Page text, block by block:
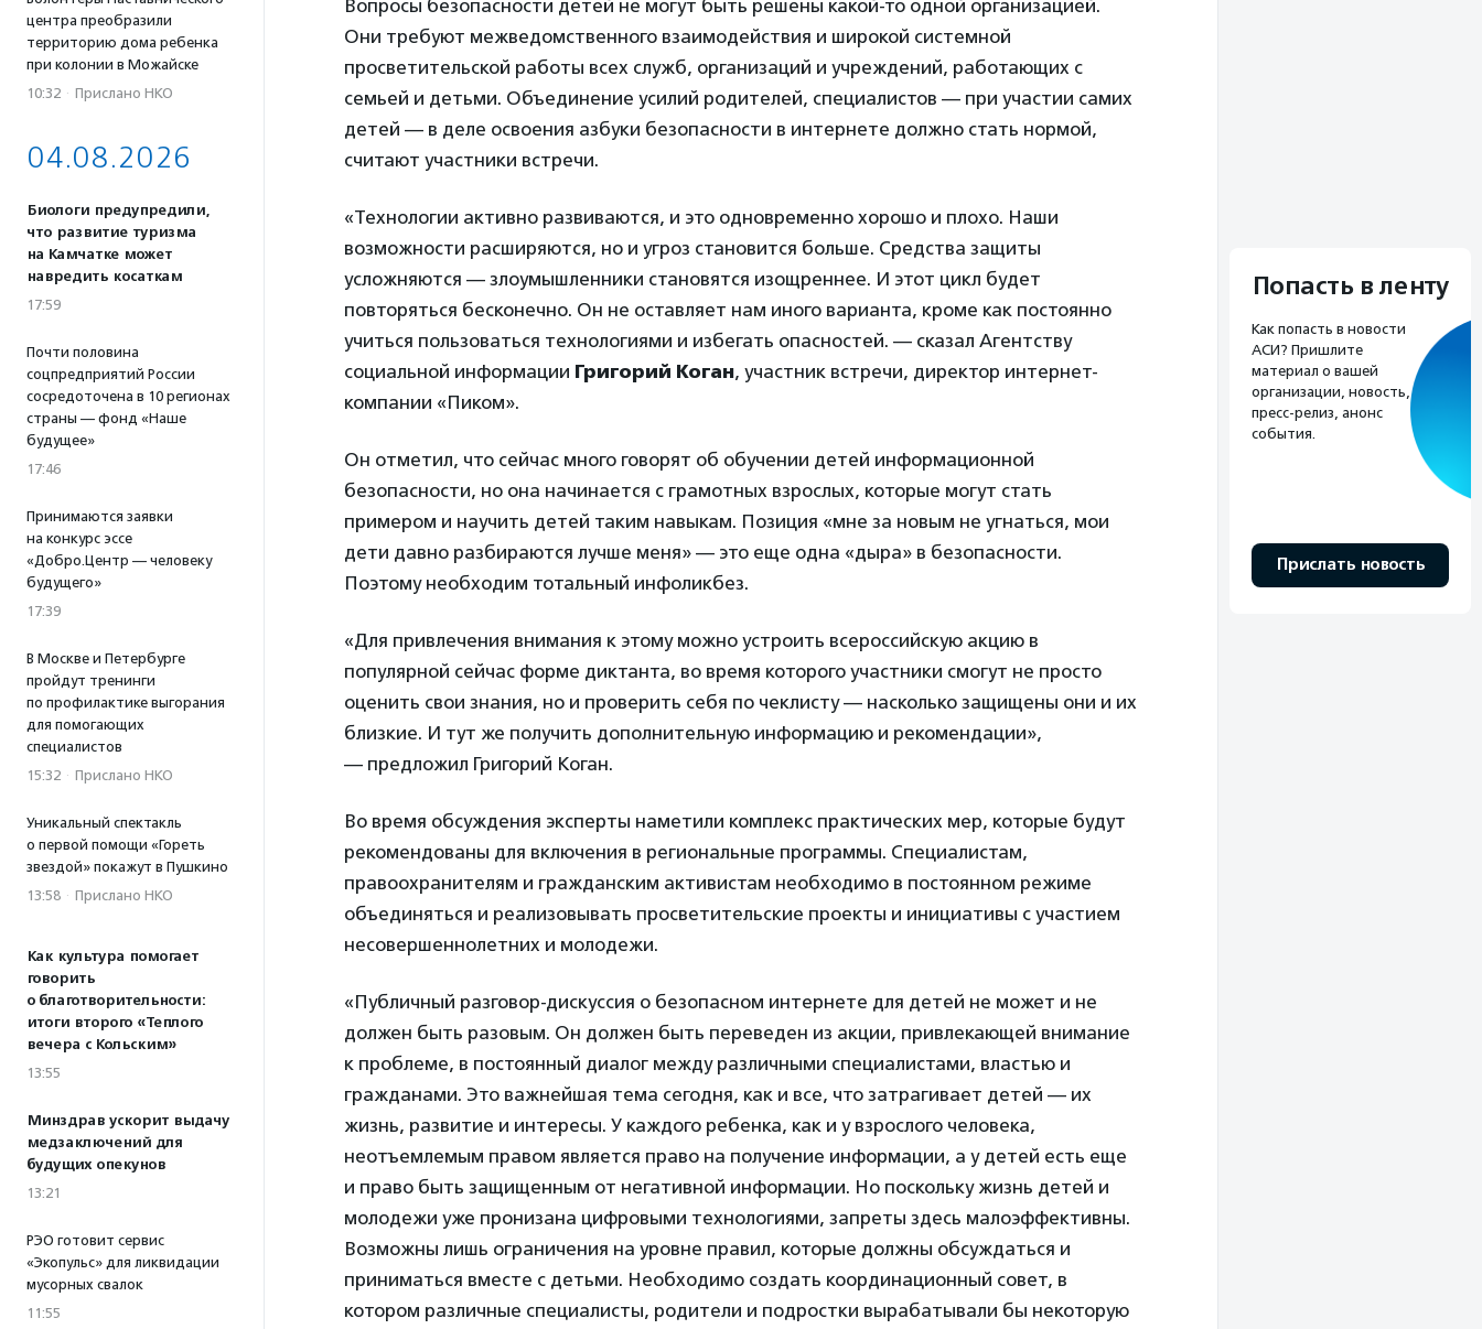
центра преобразили
территорию дома ребенка
при колонии в Можайске
10:32 · Прислано НКО
04.08.2026
Биологи предупредили,
что развитие туризма
на Камчатке может
навредить косаткам
17:59
Почти половина
соцпредприятий России
сосредоточена в 10 регионах
страны — фонд «Наше
будущее»
17:46
Принимаются заявки
на конкурс эссе
«Добро.Центр — человеку
будущего»
17:39
В Москве и Петербурге
пройдут тренинги
по профилактике выгорания
для помогающих
специалистов
15:32 · Прислано НКО
Уникальный спектакль
о первой помощи «Гореть
звездой» покажут в Пушкино
13:58 · Прислано НКО
Как культура помогает
говорить
о благотворительности:
итоги второго «Теплого
вечера с Кольским»
13:55
Минздрав ускорит выдачу
медзаключений для
будущих опекунов
13:21
РЭО готовит сервис
«Экопульс» для ликвидации
мусорных свалок
11:55
Вопросы безопасности детей не могут быть решены какой-то одной организацией.
Они требуют межведомственного взаимодействия и широкой системной
просветительской работы всех служб, организаций и учреждений, работающих с
семьей и детьми. Объединение усилий родителей, специалистов — при участии самих
детей — в деле освоения азбуки безопасности в интернете должно стать нормой,
считают участники встречи.
«Технологии активно развиваются, и это одновременно хорошо и плохо. Наши
возможности расширяются, но и угроз становится больше. Средства защиты
усложняются — злоумышленники становятся изощреннее. И этот цикл будет
повторяться бесконечно. Он не оставляет нам иного варианта, кроме как постоянно
учиться пользоваться технологиями и избегать опасностей. — сказал Агентству
социальной информации Григорий Коган, участник встречи, директор интернет-
компании «Пиком».
Он отметил, что сейчас много говорят об обучении детей информационной
безопасности, но она начинается с грамотных взрослых, которые могут стать
примером и научить детей таким навыкам. Позиция «мне за новым не угнаться, мои
дети давно разбираются лучше меня» — это еще одна «дыра» в безопасности.
Поэтому необходим тотальный инфоликбез.
«Для привлечения внимания к этому можно устроить всероссийскую акцию в
популярной сейчас форме диктанта, во время которого участники смогут не просто
оценить свои знания, но и проверить себя по чеклисту — насколько защищены они и их
близкие. И тут же получить дополнительную информацию и рекомендации»,
— предложил Григорий Коган.
Во время обсуждения эксперты наметили комплекс практических мер, которые будут
рекомендованы для включения в региональные программы. Специалистам,
правоохранителям и гражданским активистам необходимо в постоянном режиме
объединяться и реализовывать просветительские проекты и инициативы с участием
несовершеннолетних и молодежи.
«Публичный разговор-дискуссия о безопасном интернете для детей не может и не
должен быть разовым. Он должен быть переведен из акции, привлекающей внимание
к проблеме, в постоянный диалог между различными специалистами, властью и
гражданами. Это важнейшая тема сегодня, как и все, что затрагивает детей — их
жизнь, развитие и интересы. У каждого ребенка, как и у взрослого человека,
неотъемлемым правом является право на получение информации, а у детей есть еще
и право быть защищенным от негативной информации. Но поскольку жизнь детей и
молодежи уже пронизана цифровыми технологиями, запреты здесь малоэффективны.
Возможны лишь ограничения на уровне правил, которые должны обсуждаться и
приниматься вместе с детьми. Необходимо создать координационный совет, в
котором различные специалисты, родители и подростки вырабатывали бы некоторую
Попасть в ленту
Как попасть в новости
АСИ? Пришлите
материал о вашей
организации, новость,
пресс-релиз, анонс
события.
Прислать новость